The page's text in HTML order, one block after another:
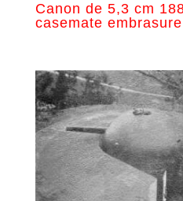
Canon de 5,3 cm
casemate